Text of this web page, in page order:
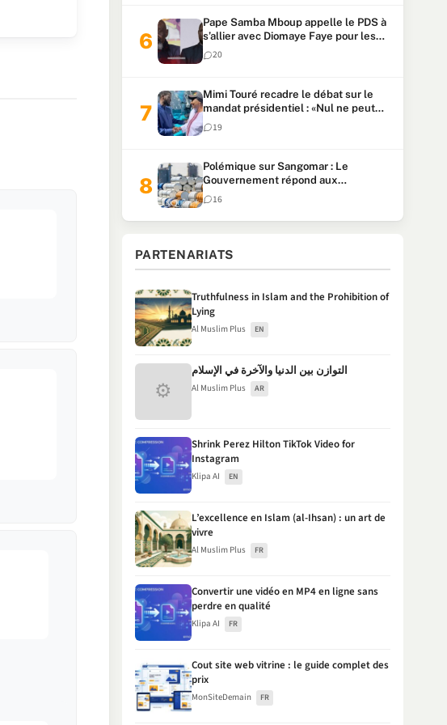
Pape Samba Mboup appelle le PDS à
s’allier avec Diomaye Faye pour les
locales et tacle Sonko
20
Mimi Touré recadre le débat sur le
mandat présidentiel : «Nul ne peut
faire plus de deux mandats
consécutifs de 5 ans»
19
Polémique sur Sangomar : Le
Gouvernement répond aux
accusations et clarifie le partage des
milliards
16
PARTENARIATS
Truthfulness in Islam and the Prohibition of
Lying
Al Muslim Plus EN
⚙
التوازن بين الدنيا والآخرة في الإسلام
Al Muslim Plus AR
Shrink Perez Hilton TikTok Video for
Instagram
Klipa AI EN
L’excellence en Islam (al-Ihsan) : un art de
vivre
Al Muslim Plus FR
Convertir une vidéo en MP4 en ligne sans
perdre en qualité
Klipa AI FR
Cout site web vitrine : le guide complet des
prix
MonSiteDemain FR